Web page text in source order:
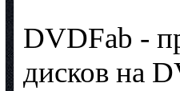
DVDFab -
дисков на